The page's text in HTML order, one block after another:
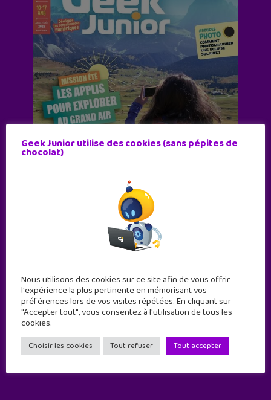
Abonne-toi !
11 numéros par an
JE M'ABONNE !
Geek Junior utilise des cookies (sans pépites de
chocolat)
Nous utilisons des cookies sur ce site afin de vous offrir
l'expérience la plus pertinente en mémorisant vos
préférences lors de vos visites répétées. En cliquant sur
"Accepter tout", vous consentez à l'utilisation de tous les
cookies.
Choisir les cookies Tout refuser Tout accepter